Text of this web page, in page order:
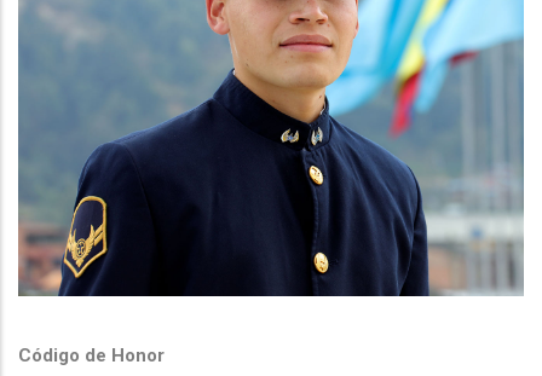
Código de Honor